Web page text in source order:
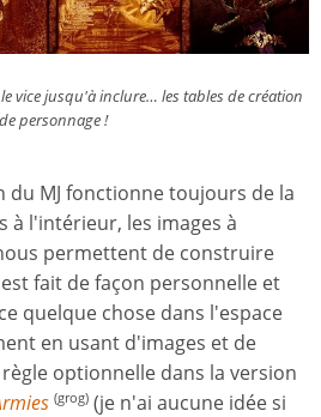
vice jusqu'à inclure… les tables de création
de personnage !
MJ fonctionne toujours de la
à l'intérieur, les images à
permettent de construire
fait de façon personnelle et
quelque chose dans l'espace
en usant d'images et de
optionnelle dans la version
(grog) (je n'ai aucune idée si